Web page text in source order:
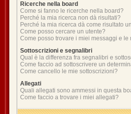
Ricerche nella board
Come si fanno le ricerche nella board?
Perché la mia ricerca non dà risultati?
Perché la mia ricerca dà come risultato
Come posso cercare un utente?
Come posso trovare i miei messaggi e le
Sottoscrizioni e segnalibri
Qual è la differenza fra segnalibri e
Come faccio ad sottoscrivere un
Come cancello le mie sottoscrizioni?
Allegati
Quali allegati sono ammessi in questa
Come faccio a trovare i miei allegati?